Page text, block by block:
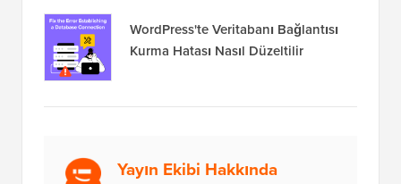
WordPress'te Veritabanı Bağlantısı
Kurma Hatası Nasıl Düzeltilir
Yayın Ekibi Hakkında